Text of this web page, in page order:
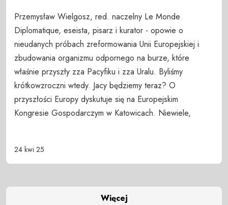
Przemysław Wielgosz, red. naczelny Le Monde
Diplomatique, eseista, pisarz i kurator - opowie o
nieudanych próbach zreformowania Unii Europejskiej i
zbudowania organizmu odpornego na burze, które
właśnie przyszły zza Pacyfiku i zza Uralu. Byliśmy
krótkowzroczni wtedy. Jacy będziemy teraz? O
przyszłości Europy dyskutuje się na Europejskim
Kongresie Gospodarczym w Katowicach. Niewiele,
24 kwi 25
Więcej